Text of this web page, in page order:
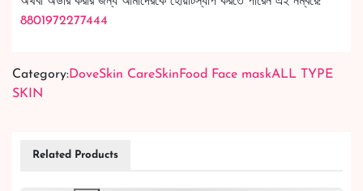
8801972277444
Category:DoveSkin CareSkinFood Face maskALL TYPE
SKIN
Related Products